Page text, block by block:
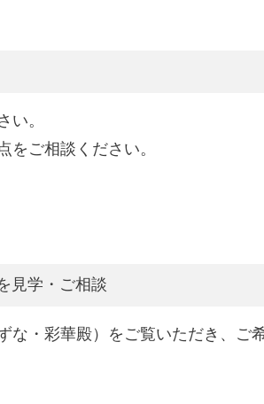
い。
をご相談ください。
見学・ご相談
な・彩華殿）をご覧いただき、ご